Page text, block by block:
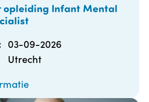
opleiding Infant Mental
03-09-2026
Utrecht